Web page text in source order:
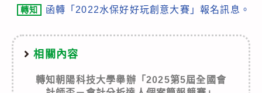
轉知 函轉「2022水保好好玩創意大賽」報名訊息。
相關內容
轉知朝陽科技大學舉辦「2025第5屆全國會